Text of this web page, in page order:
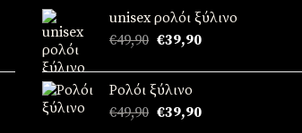
unisex ρολόι ξύλινο
€49,90 Original
was:
€49,90.
€39,90Η
τιμή
€39,90.
Ρολόι ξύλινο
€49,90 Original
€39,90Η